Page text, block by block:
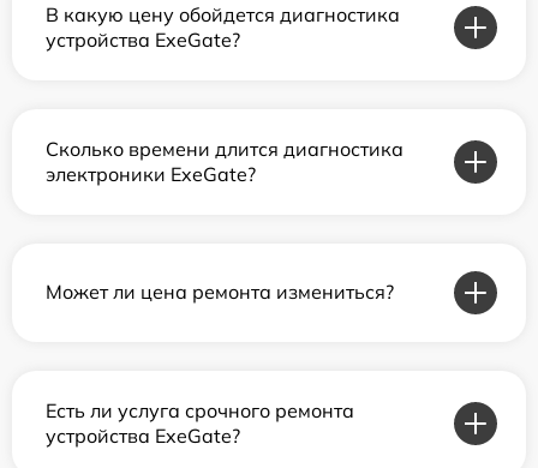
В какую цену обойдется диагностика
устройства ExeGate?
Сколько времени длится диагностика
электроники ExeGate?
Может ли цена ремонта измениться?
Есть ли услуга срочного ремонта
устройства ExeGate?